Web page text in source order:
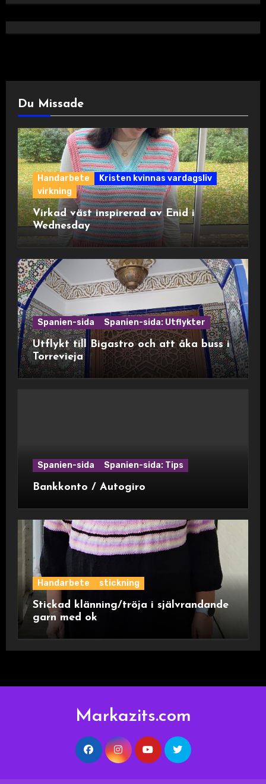
Du Missade
Handarbete
Kristen kvinnas vardagsliv
virkning
Virkad väst inspirerad av Enid i
Wednesday
Spanien-sida Spanien-sida: Utflykter
Utflykt till Bigastro och att åka buss i
Torrevieja
Spanien-sida Spanien-sida: Tips
Bankkonto / Autogiro
Handarbete stickning
Stickad klänning/tröja i självrandande
garn med ok
Markazits.com